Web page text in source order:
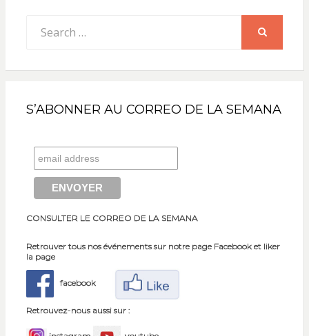
for:
S’ABONNER AU CORREO DE LA SEMANA
CONSULTER LE CORREO DE LA SEMANA
Retrouver tous nos événements sur notre page Facebook et liker
la page
facebook
Retrouvez-nous aussi sur :